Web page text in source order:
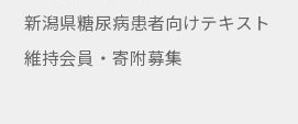
新潟県糖尿病患者向けテキスト
維持会員・寄附募集